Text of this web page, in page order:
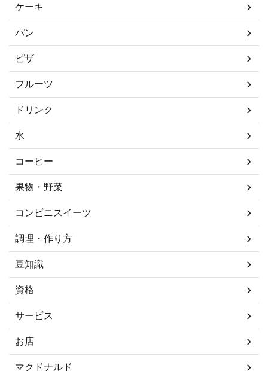
ケーキ
パン
ピザ
フルーツ
ドリンク
水
コーヒー
果物・野菜
コンビニスイーツ
調理・作り方
豆知識
資格
サービス
お店
マクドナルド